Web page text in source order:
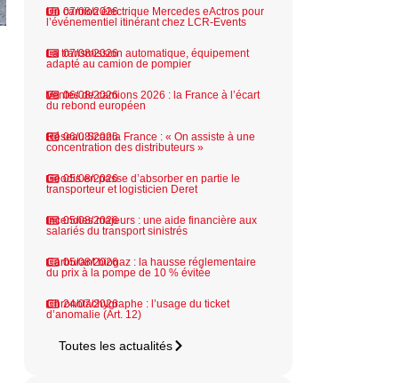
07/08/2026
Un camion électrique Mercedes eActros pour
l’événementiel itinérant chez LCR-Events
07/08/2026
La transmission automatique, équipement
adapté au camion de pompier
06/08/2026
Ventes de camions 2026 : la France à l’écart
du rebond européen
06/08/2026
Réseau Scania France : « On assiste à une
concentration des distributeurs »
05/08/2026
Geodis en passe d’absorber en partie le
transporteur et logisticien Deret
05/08/2026
Incendies majeurs : une aide financière aux
salariés du transport sinistrés
05/08/2026
Carburant biogaz : la hausse réglementaire
du prix à la pompe de 10 % évitée
24/07/2026
Chronotachygraphe : l’usage du ticket
d’anomalie (Art. 12)
Toutes les actualités